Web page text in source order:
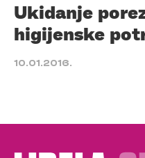
Ukidanje
higijenske
10.01.2016.